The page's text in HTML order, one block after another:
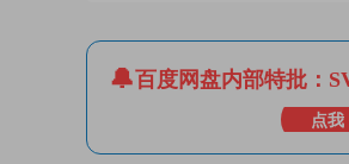
百度网盘内部特批：
点